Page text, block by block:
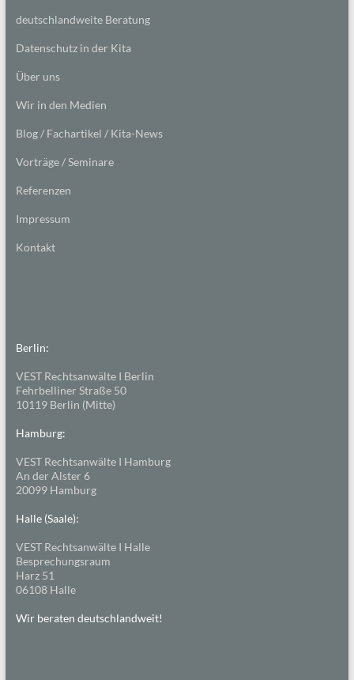
deutschlandweite Beratung
Datenschutz in der Kita
Über uns
Wir in den Medien
Blog / Fachartikel / Kita-News
Vorträge / Seminare
Referenzen
Impressum
Kontakt
Berlin:
VEST Rechtsanwälte I Berlin
Fehrbelliner Straße 50
10119 Berlin (Mitte)
Hamburg:
VEST Rechtsanwälte I Hamburg
An der Alster 6
20099 Hamburg
Halle (Saale):
VEST Rechtsanwälte I Halle
Besprechungsraum
Harz 51
06108 Halle
Wir beraten deutschlandweit!